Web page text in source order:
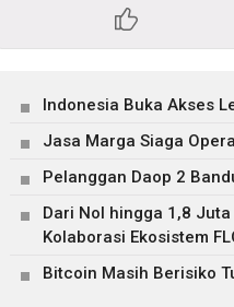
sebagai sarana mobilitas maupun
Indonesia Buka Akses
Jasa Marga Siaga
Pelanggan Daop 2
Dari Nol hingga 1,8
Kolaborasi Ekosistem
Bitcoin Masih Berisiko